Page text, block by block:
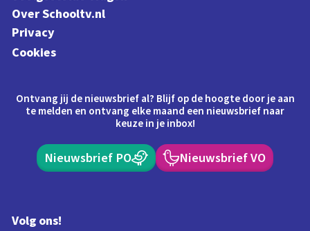
Over Schooltv.nl
Privacy
Cookies
Ontvang jij de nieuwsbrief al? Blijf op de hoogte door je aan
te melden en ontvang elke maand een nieuwsbrief naar
keuze in je inbox!
Nieuwsbrief PO Nieuwsbrief VO
Volg ons!